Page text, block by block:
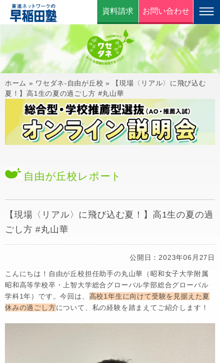
資料請求 お問い合わせ
ホーム » ワセダネ-自由が丘校 »
【現場〈リアル〉に飛び込む
夏！】高1生の夏の過ごし方 #丸山華
自由が丘校 レポート
【現場〈リアル〉に飛び込む夏！】高1生の夏の過
ごし方 #丸山華
公開日：2023年06月27日
こんにちは！自由が丘校担任助手の丸山華（昭和女子大学附属
昭和高等学校卒・上智大学総合グローバル学部総合グローバル
学科1年）です。今回は、 高校1年生に向けて受験を見据えた夏
休みの過ごし方について、私の経験を踏まえてご紹介します！